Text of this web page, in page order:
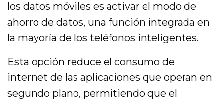
los datos móviles es activar el modo de
ahorro de datos, una función integrada en
la mayoría de los teléfonos inteligentes.
Esta opción reduce el consumo de
internet de las aplicaciones que operan en
segundo plano, permitiendo que el